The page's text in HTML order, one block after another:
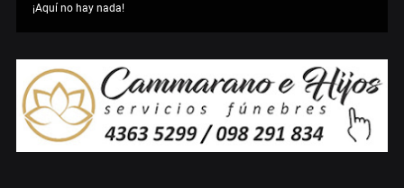
¡Aquí no hay nada!